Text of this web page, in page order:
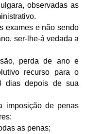
observadas as
exames e não sendo
ser-lhe-á vedada a
perda de ano e
recurso para o
dias depois de sua
imposição de penas
as penas;